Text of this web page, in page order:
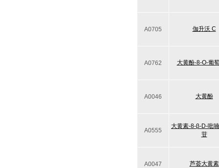
A0705 伽升沃 C
A0762 大黄酚-8-O-葡
A0046 大黄酚
A0555
大黄素-8-β-D-吡
苷
A0047 芦荟大黄素